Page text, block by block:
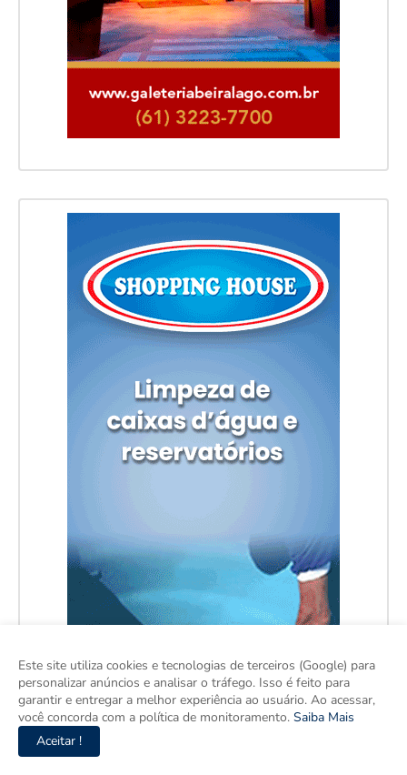
Este site utiliza cookies e tecnologias de terceiros (Google) para
personalizar anúncios e analisar o tráfego. Isso é feito para
garantir e entregar a melhor experiência ao usuário. Ao acessar,
você concorda com a política de monitoramento. Saiba Mais
Aceitar !